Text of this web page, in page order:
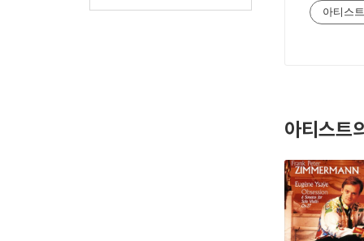
아티스
아티스트